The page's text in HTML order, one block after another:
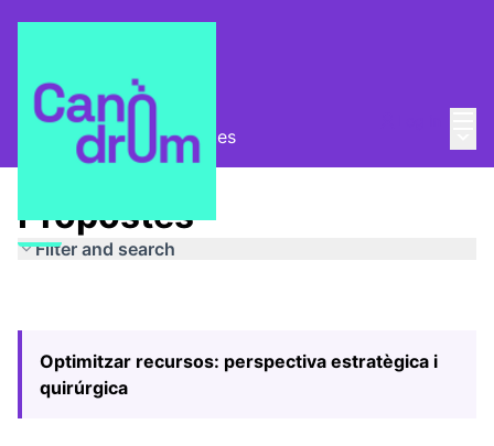
Pla Estratègic Propostes
Propostes
Filter and search
Optimitzar recursos: perspectiva estratègica i
quirúrgica